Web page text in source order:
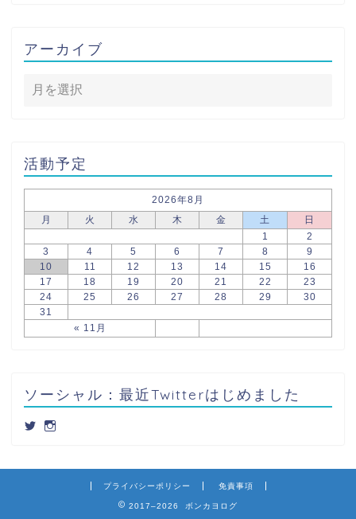
アーカイブ
活動予定
2026年8月
月
火 水 木 金 土 日
« 11月
1
2
3
4 5 6 7 8
9
10
11 12 13 14 15
16
17
18 19 20 21 22
23
24
25 26 27 28 29
30
31
ソーシャル：最近Twitterはじめました
プライバシーポリシー 免責事項
2017–2026 ボンカヨログ